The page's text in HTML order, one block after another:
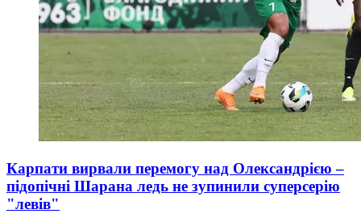
Карпати вирвали перемогу над Олександрією –
підопічні Шарана ледь не зупинили суперсерію
"левів"